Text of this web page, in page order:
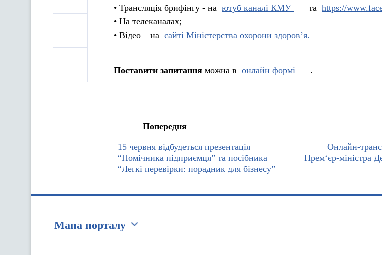
• Трансляція брифінгу - на ютуб каналі КМУ та https://
• На телеканалах;
• Відео – на сайті Міністерства охорони здоров’я.
Поставити запитання можна в онлайн формі .
Попередня
15 червня відбудеться презентація
“Помічника підприємця” та посібника
“Легкі перевірки: порадник для бізнесу”
Онлайн-
Прем‘єр-міністра
Мапа порталу